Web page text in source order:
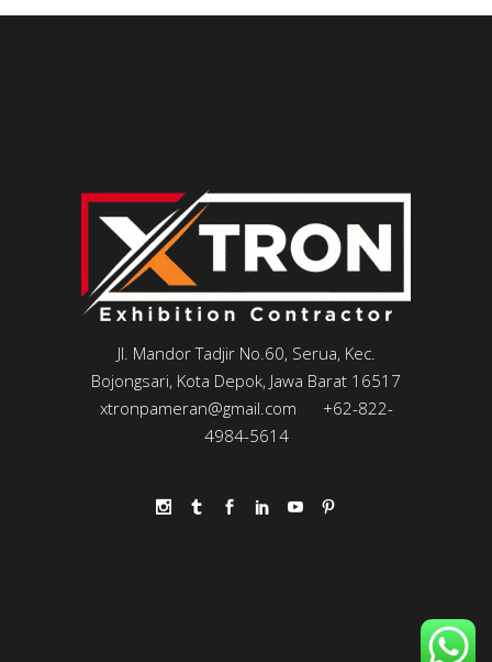
Jl. Mandor Tadjir No.60, Serua, Kec.
Bojongsari, Kota Depok, Jawa Barat 16517
xtronpameran@gmail.com
+62-822-
4984-5614